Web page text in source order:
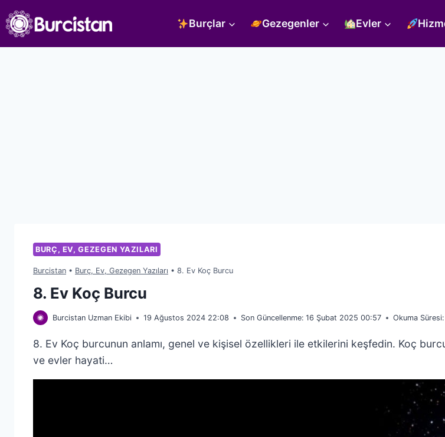
to
content
Burçlar Gezegenler Evler
BURÇ, EV, GEZEGEN YAZILARI
Burcistan • Burç, Ev, Gezegen Yazıları • 8. Ev Koç Burcu
8. Ev Koç Burcu
Burcistan Uzman Ekibi 19 Ağustos 2024 22:08 Son Güncellenme: 16 Şubat 2025 00:57 Okuma Süresi:
8. Ev Koç burcunun anlamı, genel ve kişisel özellikleri ile etkilerini keşfedin. Koç
ve evler hayati…